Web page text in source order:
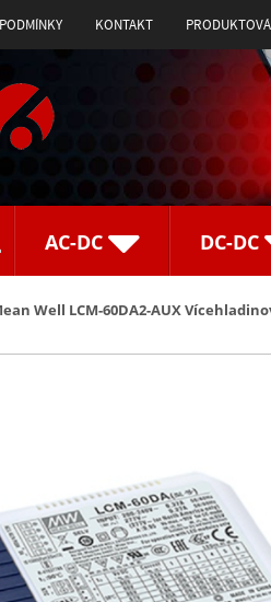
KONTAKT
AC-DC DC-DC
Well LCM-60DA2-AUX